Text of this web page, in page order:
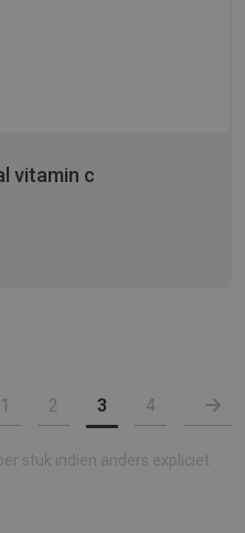
vitamin c
1 2 3 4
stuk indien anders expliciet